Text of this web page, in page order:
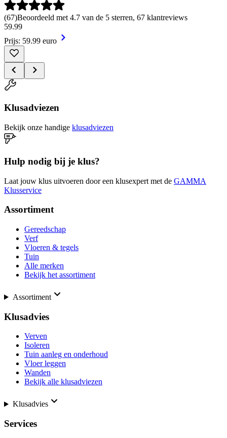
(67)Beoordeeld met 4.7 van de 5 sterren, 67 klantreviews
59.99
Prijs: 59.99 euro
Klusadviezen
Bekijk onze handige klusadviezen
Hulp nodig bij je klus?
Laat jouw klus uitvoeren door een klusexpert met de GAMMA
Klusservice
Assortiment
Gereedschap
Verf
Vloeren & tegels
Tuin
Alle merken
Bekijk het assortiment
Assortiment
Klusadvies
Verven
Isoleren
Tuin aanleg en onderhoud
Vloer leggen
Wanden
Bekijk alle klusadviezen
Klusadvies
Services